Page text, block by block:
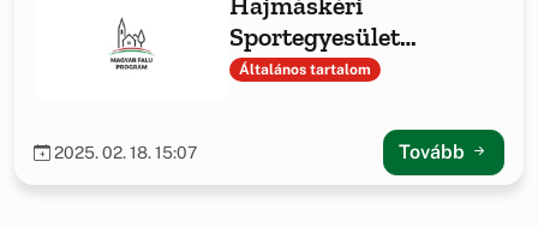
Sportegyesület
sporteszközök
Általános tartalom
2025. 02. 18. 15:07 Tovább